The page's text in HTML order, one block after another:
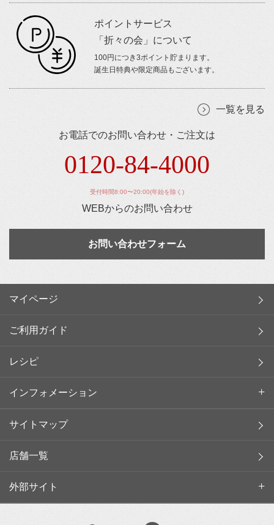
ポイントサービス
「折々の会」について
100円につき3ポイント貯まります。
誕生日特典や限定商品もございます。
一覧を見る
お電話でのお問い合わせ・ご注文は
0120-84-4000
受付時間8:00〜20:00(年始を除く)
WEBからのお問い合わせ
お問い合わせフォーム
マイページ
ご利用ガイド
レシピ
インフォメーション
サイトマップ
店舗一覧
外部サイト